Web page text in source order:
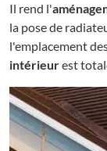
Il rend l'
la pose de
l'emplacement
intérieurest